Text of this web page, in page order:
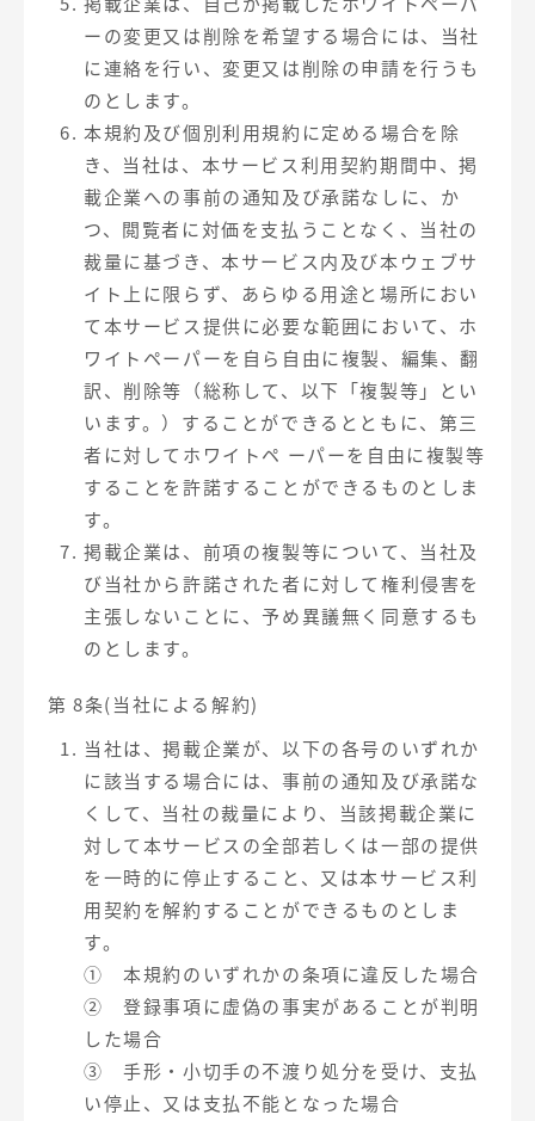
ーの変更又は削除を希望する場合には、当社
に連絡を行い、変更又は削除の申請を行うも
のとします。
本規約及び個別利用規約に定める場合を除
き、当社は、本サービス利用契約期間中、掲
載企業への事前の通知及び承諾なしに、か
つ、閲覧者に対価を支払うことなく、当社の
裁量に基づき、本サービス内及び本ウェブサ
イト上に限らず、あらゆる用途と場所におい
て本サービス提供に必要な範囲において、ホ
ワイトペーパーを自ら自由に複製、編集、翻
訳、削除等（総称して、以下「複製等」とい
います。）することができるとともに、第三
者に対してホワイトペ ーパーを自由に複製等
することを許諾することができるものとしま
す。
掲載企業は、前項の複製等について、当社及
び当社から許諾された者に対して権利侵害を
主張しないことに、予め異議無く同意するも
のとします。
第 8条(当社による解約)
当社は、掲載企業が、以下の各号のいずれか
に該当する場合には、事前の通知及び承諾な
くして、当社の裁量により、当該掲載企業に
対して本サービスの全部若しくは一部の提供
を一時的に停止すること、又は本サービス利
用契約を解約することができるものとしま
す。
① 本規約のいずれかの条項に違反した場合
② 登録事項に虚偽の事実があることが判明
した場合
③ 手形・小切手の不渡り処分を受け、支払
い停止、又は支払不能となった場合